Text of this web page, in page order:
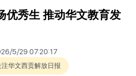
优秀生 推动华文教育发
5/29 07:20:17
注华文西贡解放日报